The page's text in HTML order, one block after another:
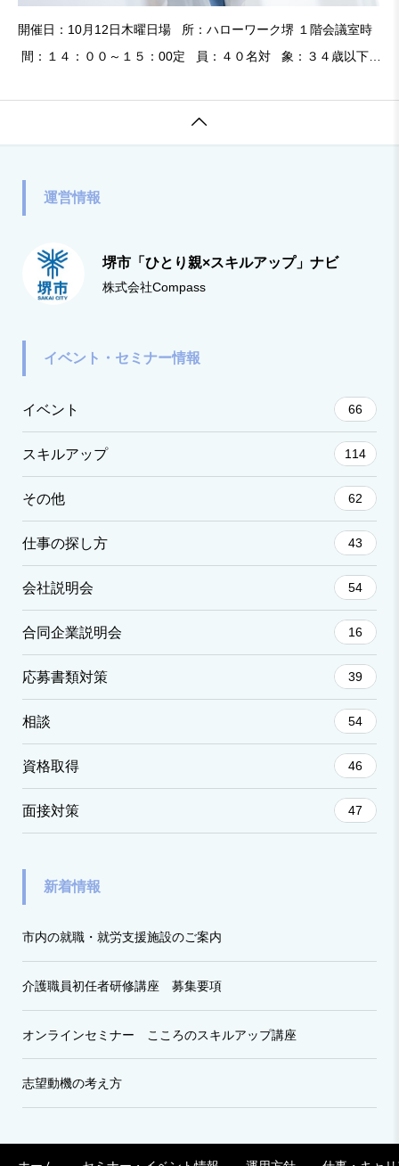
開催日：10月12日木曜日場 所：ハローワーク堺 １階会議室時
間：１４：００～１５：00定 員：４０名対 象：３４歳以下の

運営情報
堺市「ひとり親×スキルアップ」ナビ
株式会社Compass
イベント・セミナー情報
イベント 66
スキルアップ 114
その他 62
仕事の探し方 43
会社説明会 54
合同企業説明会 16
応募書類対策 39
相談 54
資格取得 46
面接対策 47
新着情報
市内の就職・就労支援施設のご案内
介護職員初任者研修講座 募集要項
オンラインセミナー こころのスキルアップ講座
志望動機の考え方